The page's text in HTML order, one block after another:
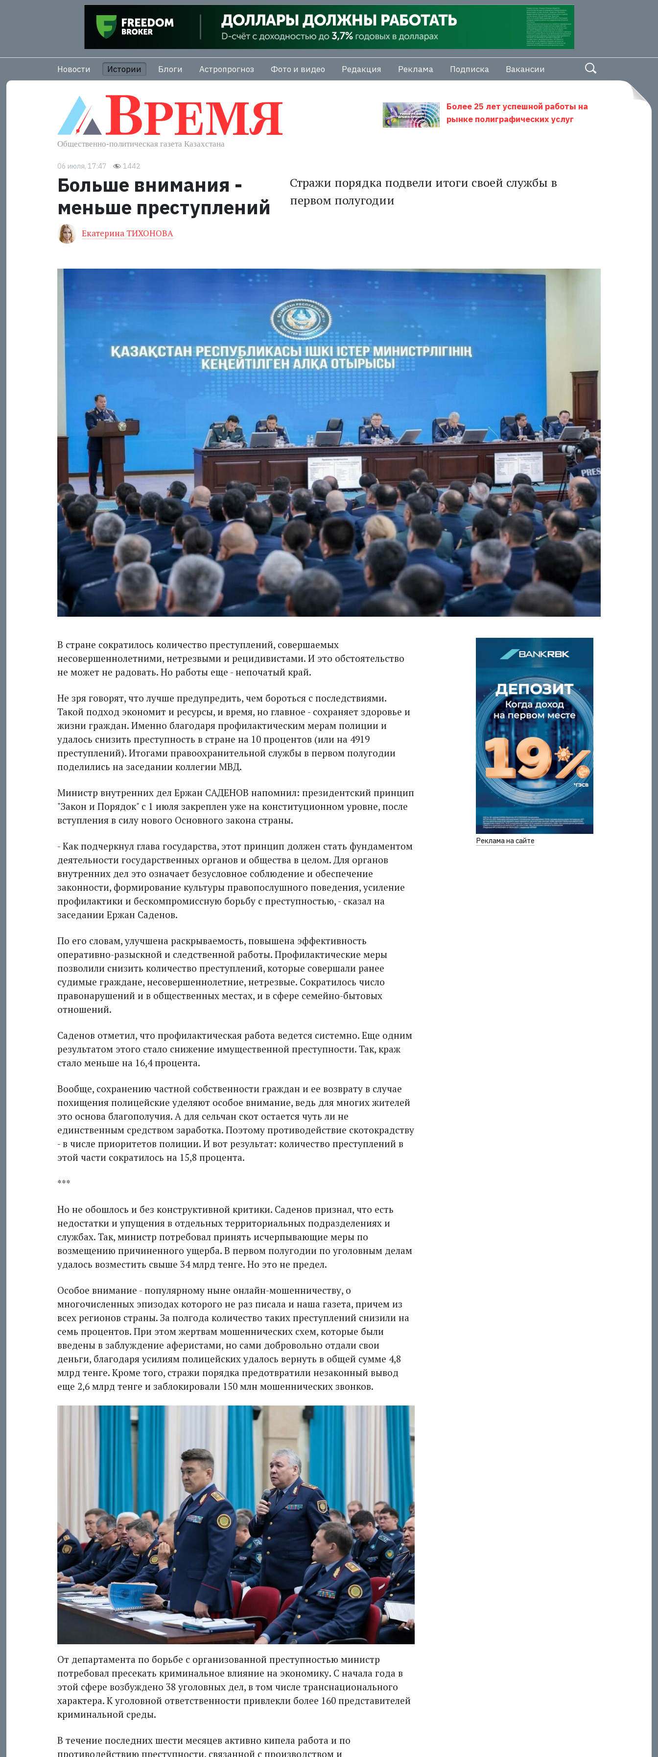
Новости Истории Блоги Астропрогноз Фото и видео Редакция Реклама Подписка Вакансии
Более 25 лет успешной работы на
рынке полиграфических услуг
06 июля, 17:47 1442
Больше внимания -
меньше преступлений
Екатерина ТИХОНОВА
Стражи порядка подвели итоги своей службы в
первом полугодии
В стране сократилось количество преступлений, совершаемых
несовершеннолетними, нетрезвыми и рецидивистами. И это обстоятельство
не может не радовать. Но работы еще - непочатый край.
Не зря говорят, что лучше предупредить, чем бороться с последствиями.
Такой подход экономит и ресурсы, и время, но главное - сохраняет здоровье и
жизни граждан. Именно благодаря профилактическим мерам полиции и
удалось снизить преступность в стране на 10 процентов (или на 4919
преступлений). Итогами правоохранительной службы в первом полугодии
поделились на заседании коллегии МВД.
Министр внутренних дел Ержан САДЕНОВ напомнил: президентский принцип
"Закон и Порядок" с 1 июля закреплен уже на конституционном уровне, после
вступления в силу нового Основного закона страны.
- Как подчеркнул глава государства, этот принцип должен стать фундаментом
деятельности государственных органов и общества в целом. Для органов
внутренних дел это означает безусловное соблюдение и обеспечение
законности, формирование культуры правопослушного поведения, усиление
профилактики и бескомпромиссную борьбу с преступностью, - сказал на
заседании Ержан Саденов.
По его словам, улучшена раскрываемость, повышена эффективность
оперативно-разыскной и следственной работы. Профилактические меры
позволили снизить количество преступлений, которые совершали ранее
судимые граждане, несовершеннолетние, нетрезвые. Сократилось число
правонарушений и в общественных местах, и в сфере семейно-бытовых
отношений.
Саденов отметил, что профилактическая работа ведется системно. Еще одним
результатом этого стало снижение имущественной преступности. Так, краж
стало меньше на 16,4 процента.
Вообще, сохранению частной собственности граждан и ее возврату в случае
похищения полицейские уделяют особое внимание, ведь для многих жителей
это основа благополучия. А для сельчан скот остается чуть ли не
единственным средством заработка. Поэтому противодействие скотокрадству
- в числе приоритетов полиции. И вот результат: количество преступлений в
этой части сократилось на 15,8 процента.
***
Но не обошлось и без конструктивной критики. Саденов признал, что есть
недостатки и упущения в отдельных территориальных подразделениях и
службах. Так, министр потребовал принять исчерпывающие меры по
возмещению причиненного ущерба. В первом полугодии по уголовным делам
удалось возместить свыше 34 млрд тенге. Но это не предел.
Особое внимание - популярному ныне онлайн-мошенничеству, о
многочисленных эпизодах которого не раз писала и наша газета, причем из
всех регионов страны. За полгода количество таких преступлений снизили на
семь процентов. При этом жертвам мошеннических схем, которые были
введены в заблуждение аферистами, но сами добровольно отдали свои
деньги, благодаря усилиям полицейских удалось вернуть в общей сумме 4,8
млрд тенге. Кроме того, стражи порядка предотвратили незаконный вывод
еще 2,6 млрд тенге и заблокировали 150 млн мошеннических звонков.
От департамента по борьбе с организованной преступностью министр
потребовал пресекать криминальное влияние на экономику. С начала года в
этой сфере возбуждено 38 уголовных дел, в том числе транснационального
характера. К уголовной ответственности привлекли более 160 представителей
криминальной среды.
В течение последних шести месяцев активно кипела работа и по
противодействию преступности, связанной с производством и
Реклама на сайте